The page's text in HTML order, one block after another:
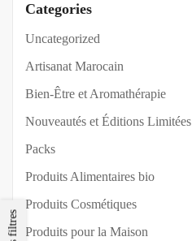
Categories
Uncategorized
Artisanat Marocain
Bien-Être et Aromathérapie
Nouveautés et Éditions Limitées
Packs
Produits Alimentaires bio
Produits Cosmétiques
Produits pour la Maison